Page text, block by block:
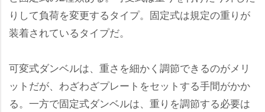
りして負荷を変更するタイプ。固定式は規定の重りが
装着されているタイプだ。
可変式ダンベルは、重さを細かく調節できるのがメリ
ットだが、わざわざプレートをセットする手間がかか
る。一方で固定式ダンベルは、重りを調節する必要は